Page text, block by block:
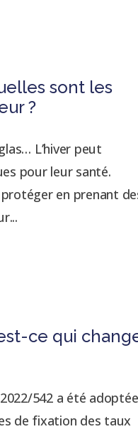
sont les
?
L’hiver peut
pour leur santé.
en prenant
ce qui
542 a été adoptée
de fixation des taux